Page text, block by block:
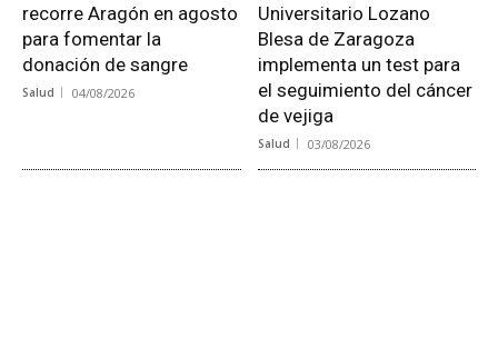
recorre Aragón en agosto
para fomentar la
donación de sangre
Salud 04/08/2026
Universitario Lozano
Blesa de Zaragoza
implementa un test para
el seguimiento del cáncer
de vejiga
Salud 03/08/2026